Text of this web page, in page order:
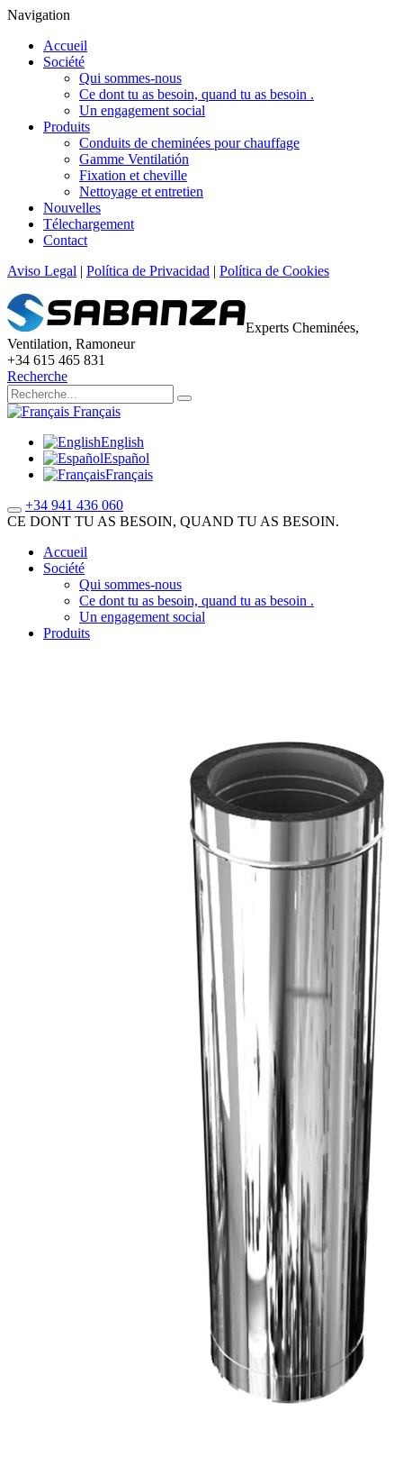
Navigation
Accueil
Société
Qui sommes-nous
Ce dont tu as besoin, quand tu as besoin .
Un engagement social
Produits
Conduits de cheminées pour chauffage
Gamme Ventilatión
Fixation et cheville
Nettoyage et entretien
Nouvelles
Télechargement
Contact
Aviso Legal | Política de Privacidad | Política de Cookies
Experts Cheminées,
Ventilation, Ramoneur
+34 615 465 831
Recherche
Français
English
Español
Français
+34 941 436 060
CE DONT TU AS BESOIN, QUAND TU AS BESOIN.
Accueil
Société
Qui sommes-nous
Ce dont tu as besoin, quand tu as besoin .
Un engagement social
Produits